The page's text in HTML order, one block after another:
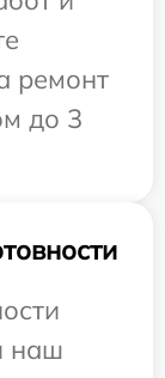
ремонт
до 3
наш